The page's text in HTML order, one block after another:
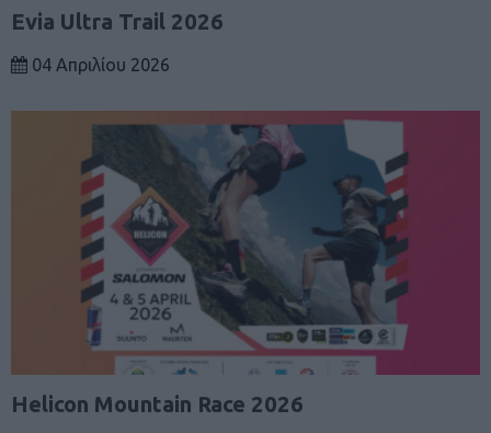
Evia Ultra Trail 2026
04 Απριλίου 2026
Helicon Mountain Race 2026